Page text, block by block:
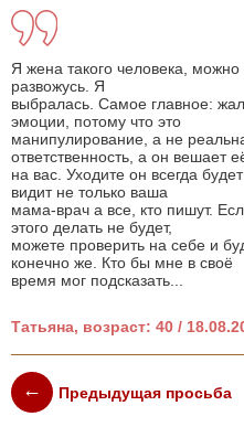
Я жена такого человека,
развожусь. Я
выбралась. Самое главное:
эмоции, потому что это
манипулирование, а не
ответственность, а он вешает
на вас. Уходите он всегда
видит не только ваша
мама-врач а все, кто пишут.
этого делать не будет,
можете проверить на себе и
конечно же. Кто бы мне в своё
время мог подсказать...
Татьяна, возраст: 40 /
Предыдущая просьба